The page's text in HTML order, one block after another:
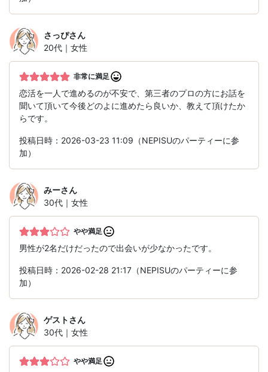
さっぴさん
20代｜女性
非常に満足
恋活を一人で進めるのが不安で、第三者のプロの方にお話を
聞いて頂いて今後どのよに進めたら良いか、教えて頂けたか
らです。
投稿日時：2026-03-23 11:09（NEPISUのパーティーに参
加）
みーさん
30代｜女性
やや満足
男性が2名だけだったので出会いが少なかったです。
投稿日時：2026-02-28 21:17（NEPISUのパーティーに参
加）
ゲストさん
30代｜女性
やや満足